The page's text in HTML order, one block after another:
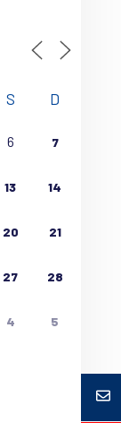
S D
6 7
13 14
20 21
27 28
4 5